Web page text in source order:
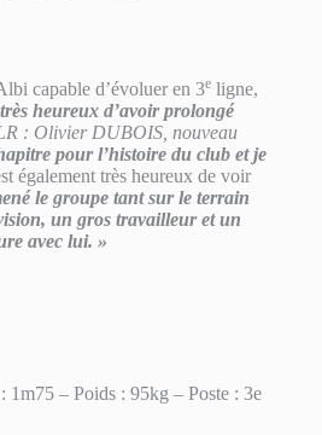
capable d’évoluer en 3e ligne,
heureux d’avoir prolongé
: Olivier DUBOIS, nouveau
pour l’histoire du club et je
également très heureux de voir
le groupe tant sur le terrain
un gros travailleur et un
avec lui. »
– Poids : 95kg – Poste : 3e